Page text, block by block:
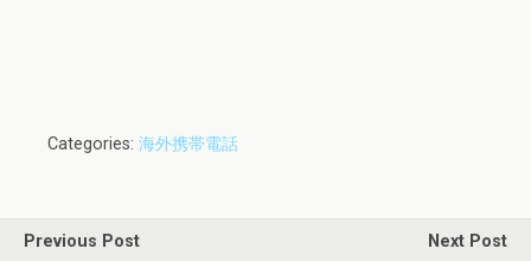
Categories: 海外携帯電話
Previous Post
Next Post